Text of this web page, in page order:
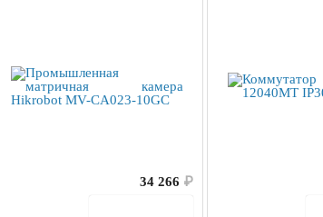
34 266 ₽